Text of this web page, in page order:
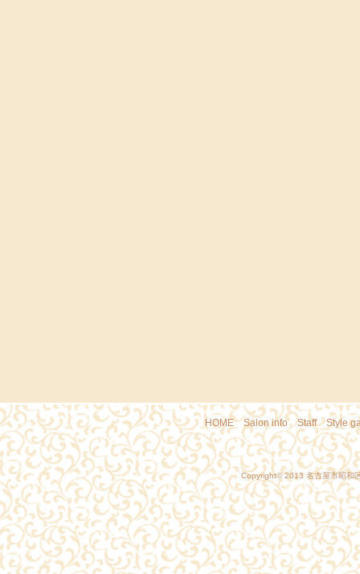
HOME｜Salon info｜Staff｜Style
Copyright© 2013名古屋市昭和